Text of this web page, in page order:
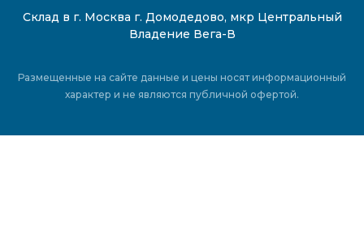
Склад в г. Москва г. Домодедово, мкр Центральный
Владение Вега-В
Размещенные на сайте данные и цены носят информационный
характер и не являются публичной офертой.